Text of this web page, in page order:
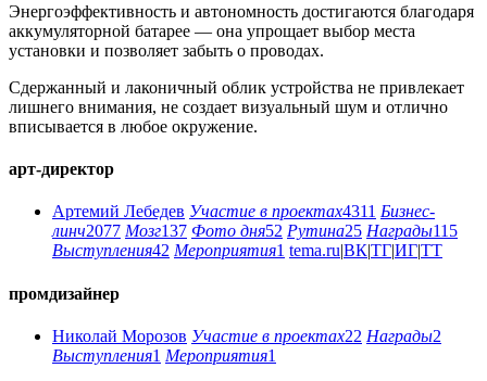
Энергоэффективность и автономность достигаются благодаря
аккумуляторной батарее — она упрощает выбор места
установки и позволяет забыть о проводах.
Сдержанный и лаконичный облик устройства не привлекает
лишнего внимания, не создает визуальный шум и отлично
вписывается в любое окружение.
арт-директор
Артемий Лебедев Участие в проектах4311 Бизнес-
линч2077 Мозг137 Фото дня52 Рутина25 Награды115
Выступления42 Мероприятия1 tema.ru|ВК|ТГ|ИГ|ТТ
промдизайнер
Николай Морозов Участие в проектах22 Награды2
Выступления1 Мероприятия1